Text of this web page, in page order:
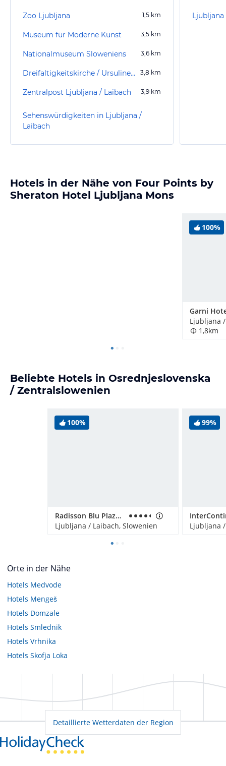
Zoo Ljubljana 1,5 km
Museum für Moderne Kunst 3,5 km
Nationalmuseum Sloweniens 3,6 km
Dreifaltigkeitskirche / Ursulinenkirche 3,8 km
Zentralpost Ljubljana / Laibach 3,9 km
Sehenswürdigkeiten in Ljubljana /
Laibach
Hotels in der Nähe von Four Points by
Sheraton Hotel Ljubljana Mons
100%
Garni
Ljubljana
1,8km
Beliebte Hotels in Osrednjeslovenska
/ Zentralslowenien
100%
Radisson Blu Plaza Hotel Ljubljana
Ljubljana / Laibach, Slowenien
99%
Ljubljana
Orte in der Nähe
Hotels Medvode
Hotels Mengeš
Hotels Domzale
Hotels Smlednik
Hotels Vrhnika
Hotels Skofja Loka
Detaillierte Wetterdaten der Region